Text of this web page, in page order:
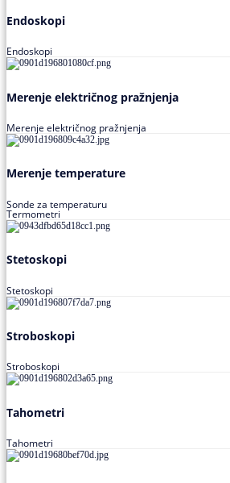
Endoskopi
Endoskopi
Merenje električnog pražnjenja
Merenje električnog pražnjenja
Merenje temperature
Sonde za temperaturu
Termometri
Stetoskopi
Stetoskopi
Stroboskopi
Stroboskopi
Tahometri
Tahometri